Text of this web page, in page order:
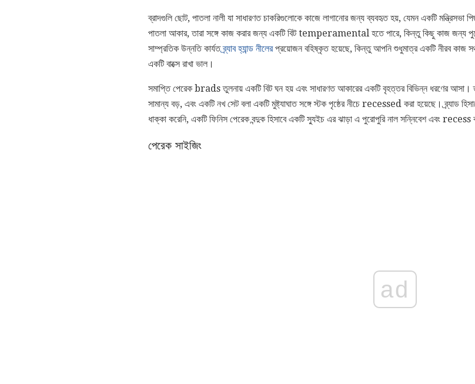
ব্রাদগুলি ছোট, পাতলা নালী যা সাধারণত চাকরিগুলোকে কাজে লাগানোর জন্য ব্যবহৃত হয়, যেমন একটি মন্ত্রিসভা
পাতলা আকার, তারা সঙ্গে কাজ করার জন্য একটি বিট temperamental হতে পারে, কিন্তু কিছু কাজ জন্য
সাম্প্রতিক উন্নতি কার্যতব্র্যাব হ্যান্ড নীলেরপ্রয়োজন বহিষ্কৃত হয়েছে, কিন্তু আপনি শুধুমাত্র একটি নীরব কাজ
একটি বাক্সে রাখা ভাল।
সমাপ্তি পেরেক brads তুলনায় একটি বিট ঘন হয় এবং সাধারণত আকারের একটি বৃহত্তর বিভিন্ন ধরণের আসা।
সামান্য বড়, এবং একটি নখ সেট বলা একটি মুষ্ট্যাঘাত সঙ্গে স্টক পৃষ্ঠের নীচে recessed করা হয়েছে। ব্র্যাড
ধাক্কা করেনি, একটি ফিনিস পেরেক বন্দুক হিসাবে একটি স্যুইচ এর ঝাড়া এ পুরোপুরি নাল সন্নিবেশ এবং recess
পেরেক সাইজিং
ad